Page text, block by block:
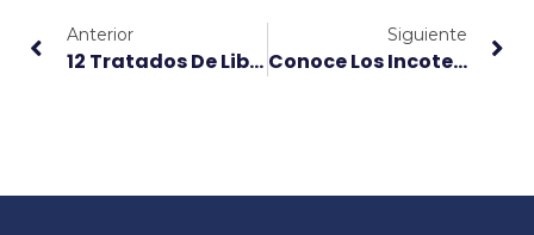
Anterior
12 Tratados De Libre Comercio De México Con Otros Países
Siguiente
Conoce Los Incoterms Con Vigencia En 2022